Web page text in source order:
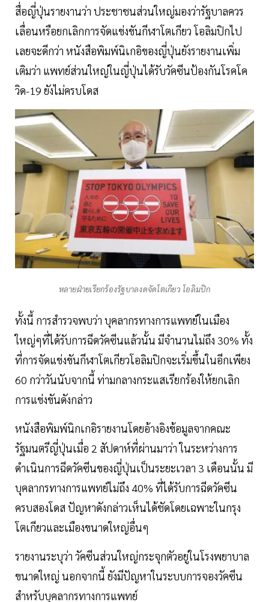
สื่อญี่ปุ่นรายงานว่า ประชาชนส่วนใหญ่มองว่ารัฐบาลควร
เลื่อนหรือยกเลิกการจัดแข่งขันกีฬาโตเกียว โอลิมปิกไป
เลยจะดีกว่า หนังสือพิมพ์นิเกอิของญี่ปุ่นยังรายงานเพิ่ม
เติมว่า แพทย์ส่วนใหญ่ในญี่ปุ่นได้รับวัคซีนป้องกันโรคโค
วิด-19 ยังไม่ครบโดส
หลายฝ่ายเรียกร้องรัฐบาลงดจัดโตเกียว โอลิมปิก
ทั้งนี้ การสำรวจพบว่า บุคลากรทางการแพทย์ในเมือง
ใหญ่ๆที่ได้รับการฉีดวัคซีนแล้วนั้น มีจำนวนไม่ถึง 30% ทั้ง
ที่การจัดแข่งขันกีฬาโตเกียวโอลิมปิกจะเริ่มขึ้นในอีกเพียง
60 กว่าวันนับจากนี้ ท่ามกลางกระแสเรียกร้องให้ยกเลิก
การแข่งขันดังกล่าว
หนังสือพิมพ์นิกเกอิรายงานโดยอ้างอิงข้อมูลจากคณะ
รัฐมนตรีญี่ปุ่นเมื่อ 2 สัปดาห์ที่ผ่านมาว่า ในระหว่างการ
ดำเนินการฉีดวัคซีนของญี่ปุ่นเป็นระยะเวลา 3 เดือนนั้น มี
บุคลากรทางการแพทย์ไม่ถึง 40% ที่ได้รับการฉีดวัคซีน
ครบสองโดส ปัญหาดังกล่าวเห็นได้ชัดโดยเฉพาะในกรุง
โตเกียวและเมืองขนาดใหญ่อื่นๆ
รายงานระบุว่า วัคซีนส่วนใหญ่กระจุกตัวอยู่ในโรงพยาบาล
ขนาดใหญ่ นอกจากนี้ ยังมีปัญหาในระบบการจองวัคซีน
สำหรับบุคลากรทางการแพทย์